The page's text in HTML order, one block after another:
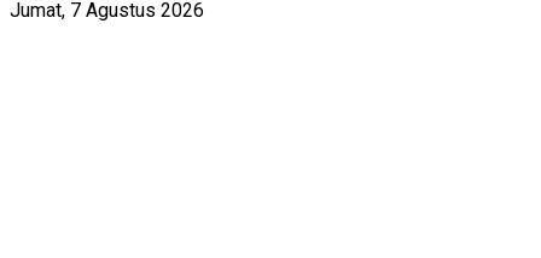
Jumat, 7 Agustus 2026